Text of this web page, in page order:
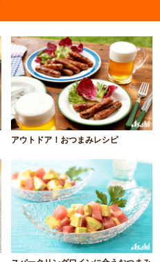
アウトドア！おつまみレシピ